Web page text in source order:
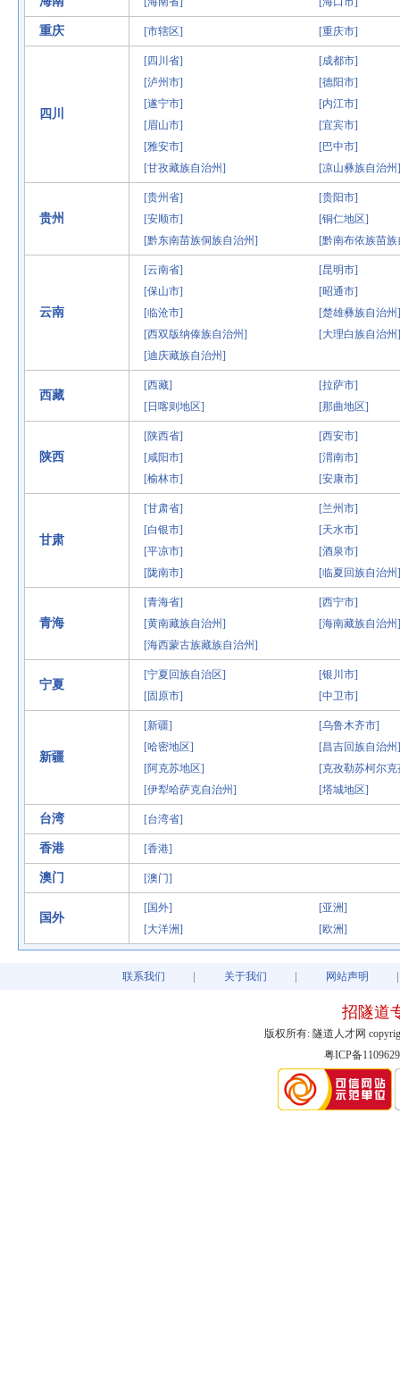
重庆 [市辖区] [重庆市]
四川
[四川省]
[成都市]
[泸州市]
[德阳市]
[遂宁市]
[内江市]
[眉山市]
[宜宾市]
[雅安市]
[巴中市]
[甘孜藏族自治州]
[凉山彝族自治州]
贵州
[贵州省]
[贵阳市]
[安顺市]
[铜仁地区]
[黔东南苗族侗族自治州]
[黔南布依族苗
云南
[云南省]
[昆明市]
[保山市]
[昭通市]
[临沧市]
[楚雄彝族自治州]
[西双版纳傣族自治州]
[大理白族自治州]
[迪庆藏族自治州]
西藏
[西藏]
[拉萨市]
[日喀则地区]
[那曲地区]
陕西
[陕西省]
[西安市]
[咸阳市]
[渭南市]
[榆林市]
[安康市]
甘肃
[甘肃省]
[兰州市]
[白银市]
[天水市]
[平凉市]
[酒泉市]
[陇南市]
[临夏回族自治州]
青海
[青海省]
[西宁市]
[黄南藏族自治州]
[海南藏族自治州]
[海西蒙古族藏族自治州]
宁夏
[宁夏回族自治区]
[银川市]
[固原市]
[中卫市]
新疆
[新疆]
[乌鲁木齐市]
[哈密地区]
[昌吉回族自治州]
[阿克苏地区]
[克孜勒苏柯尔
[伊犁哈萨克自治州]
[塔城地区]
台湾 [台湾省]
香港 [香港]
澳门 [澳门]
国外
[国外]
[亚洲]
[大洋洲]
[欧洲]
联系我们 关于我们 网站声明
招隧道
版权所有: 隧道人才网
粤ICP备